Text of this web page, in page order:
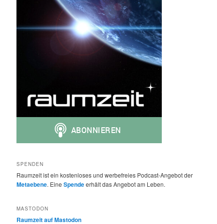
SPENDEN
Raumzeit ist ein kostenloses und werbefreies Podcast-Angebot der
Metaebene. EineSpendeerhält das Angebot am Leben.
MASTODON
Raumzeit auf Mastodon